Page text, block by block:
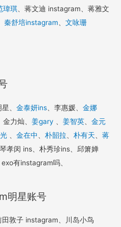
瑋琪 、蒋文迪 instagram、蒋雅文
秦舒培instagram 、文咏珊
星、金泰妍ins 、李惠媛、金娜
、金力灿、姜gary 、姜智英 、金元
、金在中 、朴韶拉 、朴有天 、蒋
孝闵 ins、朴秀珍ins、邱箫婵
有instagram吗、
明星账号
田敦子 instagram、川岛小鸟